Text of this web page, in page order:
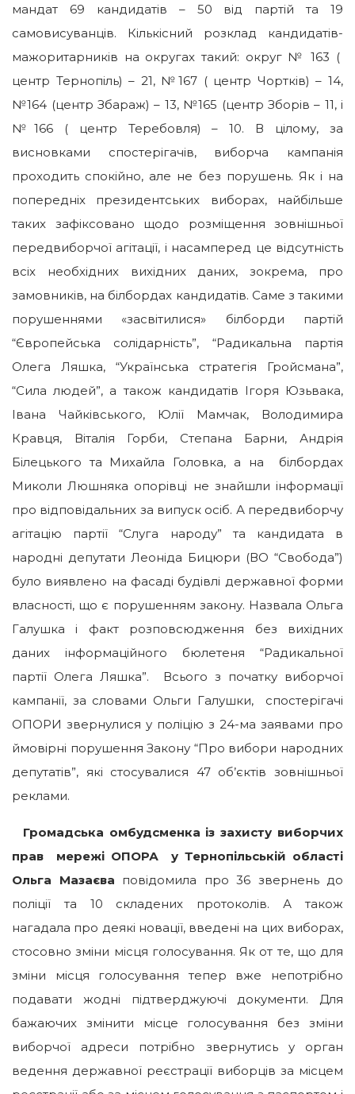
мандат 69 кандидатів – 50 від партій та 19
самовисуванців. Кількісний розклад кандидатів-
мажоритарників на округах такий: округ № 163 (
центр Тернопіль) – 21, №167 ( центр Чортків) – 14,
№164 (центр Збараж) – 13, №165 (центр Зборів – 11, і
№166 ( центр Теребовля) – 10. В цілому, за
висновками спостерігачів, виборча кампанія
проходить спокійно, але не без порушень. Як і на
попередніх президентських виборах, найбільше
таких зафіксовано щодо розміщення зовнішньої
передвиборчої агітації, і насамперед це відсутність
всіх необхідних вихідних даних, зокрема, про
замовників, на білбордах кандидатів. Саме з такими
порушеннями «засвітилися» білборди партій
“Європейська солідарність”, “Радикальна партія
Олега Ляшка, “Українська стратегія Гройсмана”,
“Сила людей”, а також кандидатів Ігоря Юзьвака,
Івана Чайківського, Юлії Мамчак, Володимира
Кравця, Віталія Горби, Степана Барни, Андрія
Білецького та Михайла Головка, а на білбордах
Миколи Люшняка опорівці не знайшли інформації
про відповідальних за випуск осіб. А передвиборчу
агітацію партії “Слуга народу” та кандидата в
народні депутати Леоніда Бицюри (ВО “Свобода”)
було виявлено на фасаді будівлі державної форми
власності, що є порушенням закону. Назвала Ольга
Галушка і факт розповсюдження без вихідних
даних інформаційного бюлетеня “Радикальної
партії Олега Ляшка”. Всього з початку виборчої
кампанії, за словами Ольги Галушки, спостерігачі
ОПОРИ звернулися у поліцію з 24-ма заявами про
ймовірні порушення Закону “Про вибори народних
депутатів”, які стосувалися 47 об’єктів зовнішньої
реклами.
Громадська омбудсменка із захисту виборчих
прав
мережі ОПОРА у Тернопільській області
Ольга Мазаєва повідомила про 36 звернень до
поліції та 10 складених протоколів. А також
нагадала про деякі новації, введені на цих виборах,
стосовно зміни місця голосування. Як от те, що для
зміни місця голосування тепер вже непотрібно
подавати жодні підтверджуючі документи. Для
бажаючих змінити місце голосування без зміни
виборчої адреси потрібно звернутись у орган
ведення державної реєстрації виборців за місцем